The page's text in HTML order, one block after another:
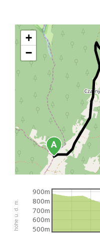
+
−
höhe ü. d. m. 500m
600m
700m
800m
900m